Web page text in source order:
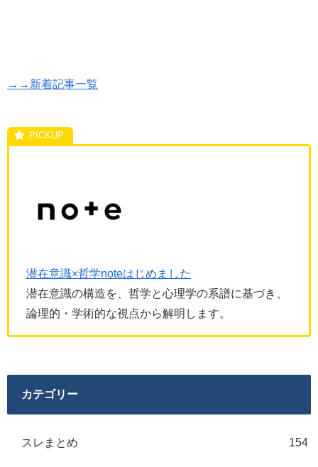
→→新着記事一覧
潜在意識×哲学noteはじめました
潜在意識の構造を、哲学と心理学の系譜に基づき、
論理的・学術的な視点から解明します。
カテゴリー
スレまとめ 154